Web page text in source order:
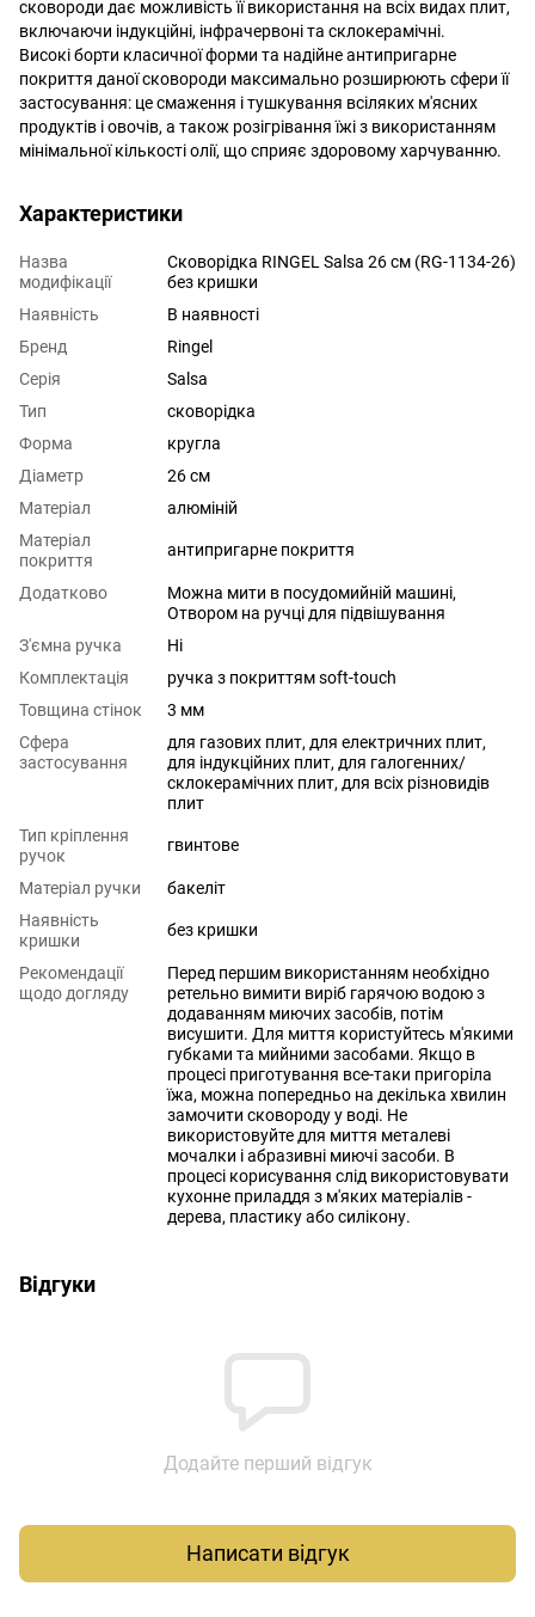
сковороди дає можливість її використання на всіх видах плит,
включаючи індукційні, інфрачервоні та склокерамічні.
Високі борти класичної форми та надійне антипригарне
покриття даної сковороди максимально розширюють сфери її
застосування: це смаження і тушкування всіляких м'ясних
продуктів і овочів, а також розігрівання їжі з використанням
мінімальної кількості олії, що сприяє здоровому харчуванню.
Характеристики
Назва
модифікації
Сковорідка RINGEL Salsa 26 см (RG-1134-26)
без кришки
Наявність
В наявності
Бренд
Ringel
Серія
Salsa
Тип
сковорідка
Форма
кругла
Діаметр
26 см
Матеріал
алюміній
Матеріал
покриття
антипригарне покриття
Додатково
Можна мити в посудомийній машині,
Отвором на ручці для підвішування
З'ємна ручка
Ні
Комплектація
ручка з покриттям soft-touch
Товщина стінок
3 мм
Сфера
застосування
для газових плит, для електричних плит,
для індукційних плит, для галогенних/
склокерамічних плит, для всіх різновидів
плит
Тип кріплення
ручок
гвинтове
Матеріал ручки
бакеліт
Наявність
кришки
без кришки
Рекомендації
щодо догляду
Перед першим використанням необхідно
ретельно вимити виріб гарячою водою з
додаванням миючих засобів, потім
висушити. Для миття користуйтесь м'якими
губками та мийними засобами. Якщо в
процесі приготування все-таки пригоріла
їжа, можна попередньо на декілька хвилин
замочити сковороду у воді. Не
використовуйте для миття металеві
мочалки і абразивні миючі засоби. В
процесі корисування слід використовувати
кухонне приладдя з м'яких матеріалів -
дерева, пластику або силікону.
Відгуки
Додайте перший відгук
Написати відгук